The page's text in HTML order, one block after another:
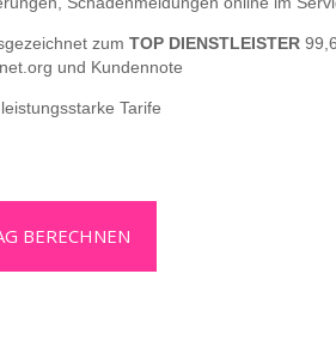
zum TOP DIENSTLEISTER
und Kundennote
Tarife
BERECHNEN